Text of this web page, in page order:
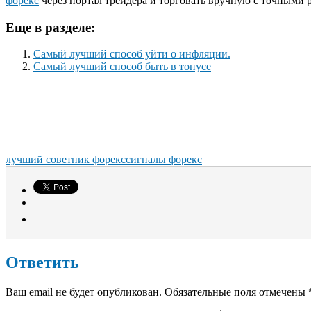
Еще в разделе:
Самый лучший способ уйти о инфляции.
Самый лучший способ быть в тонусе
лучший советник форекссигналы форекс
Ответить
Ваш email не будет опубликован. Обязательные поля отмечены